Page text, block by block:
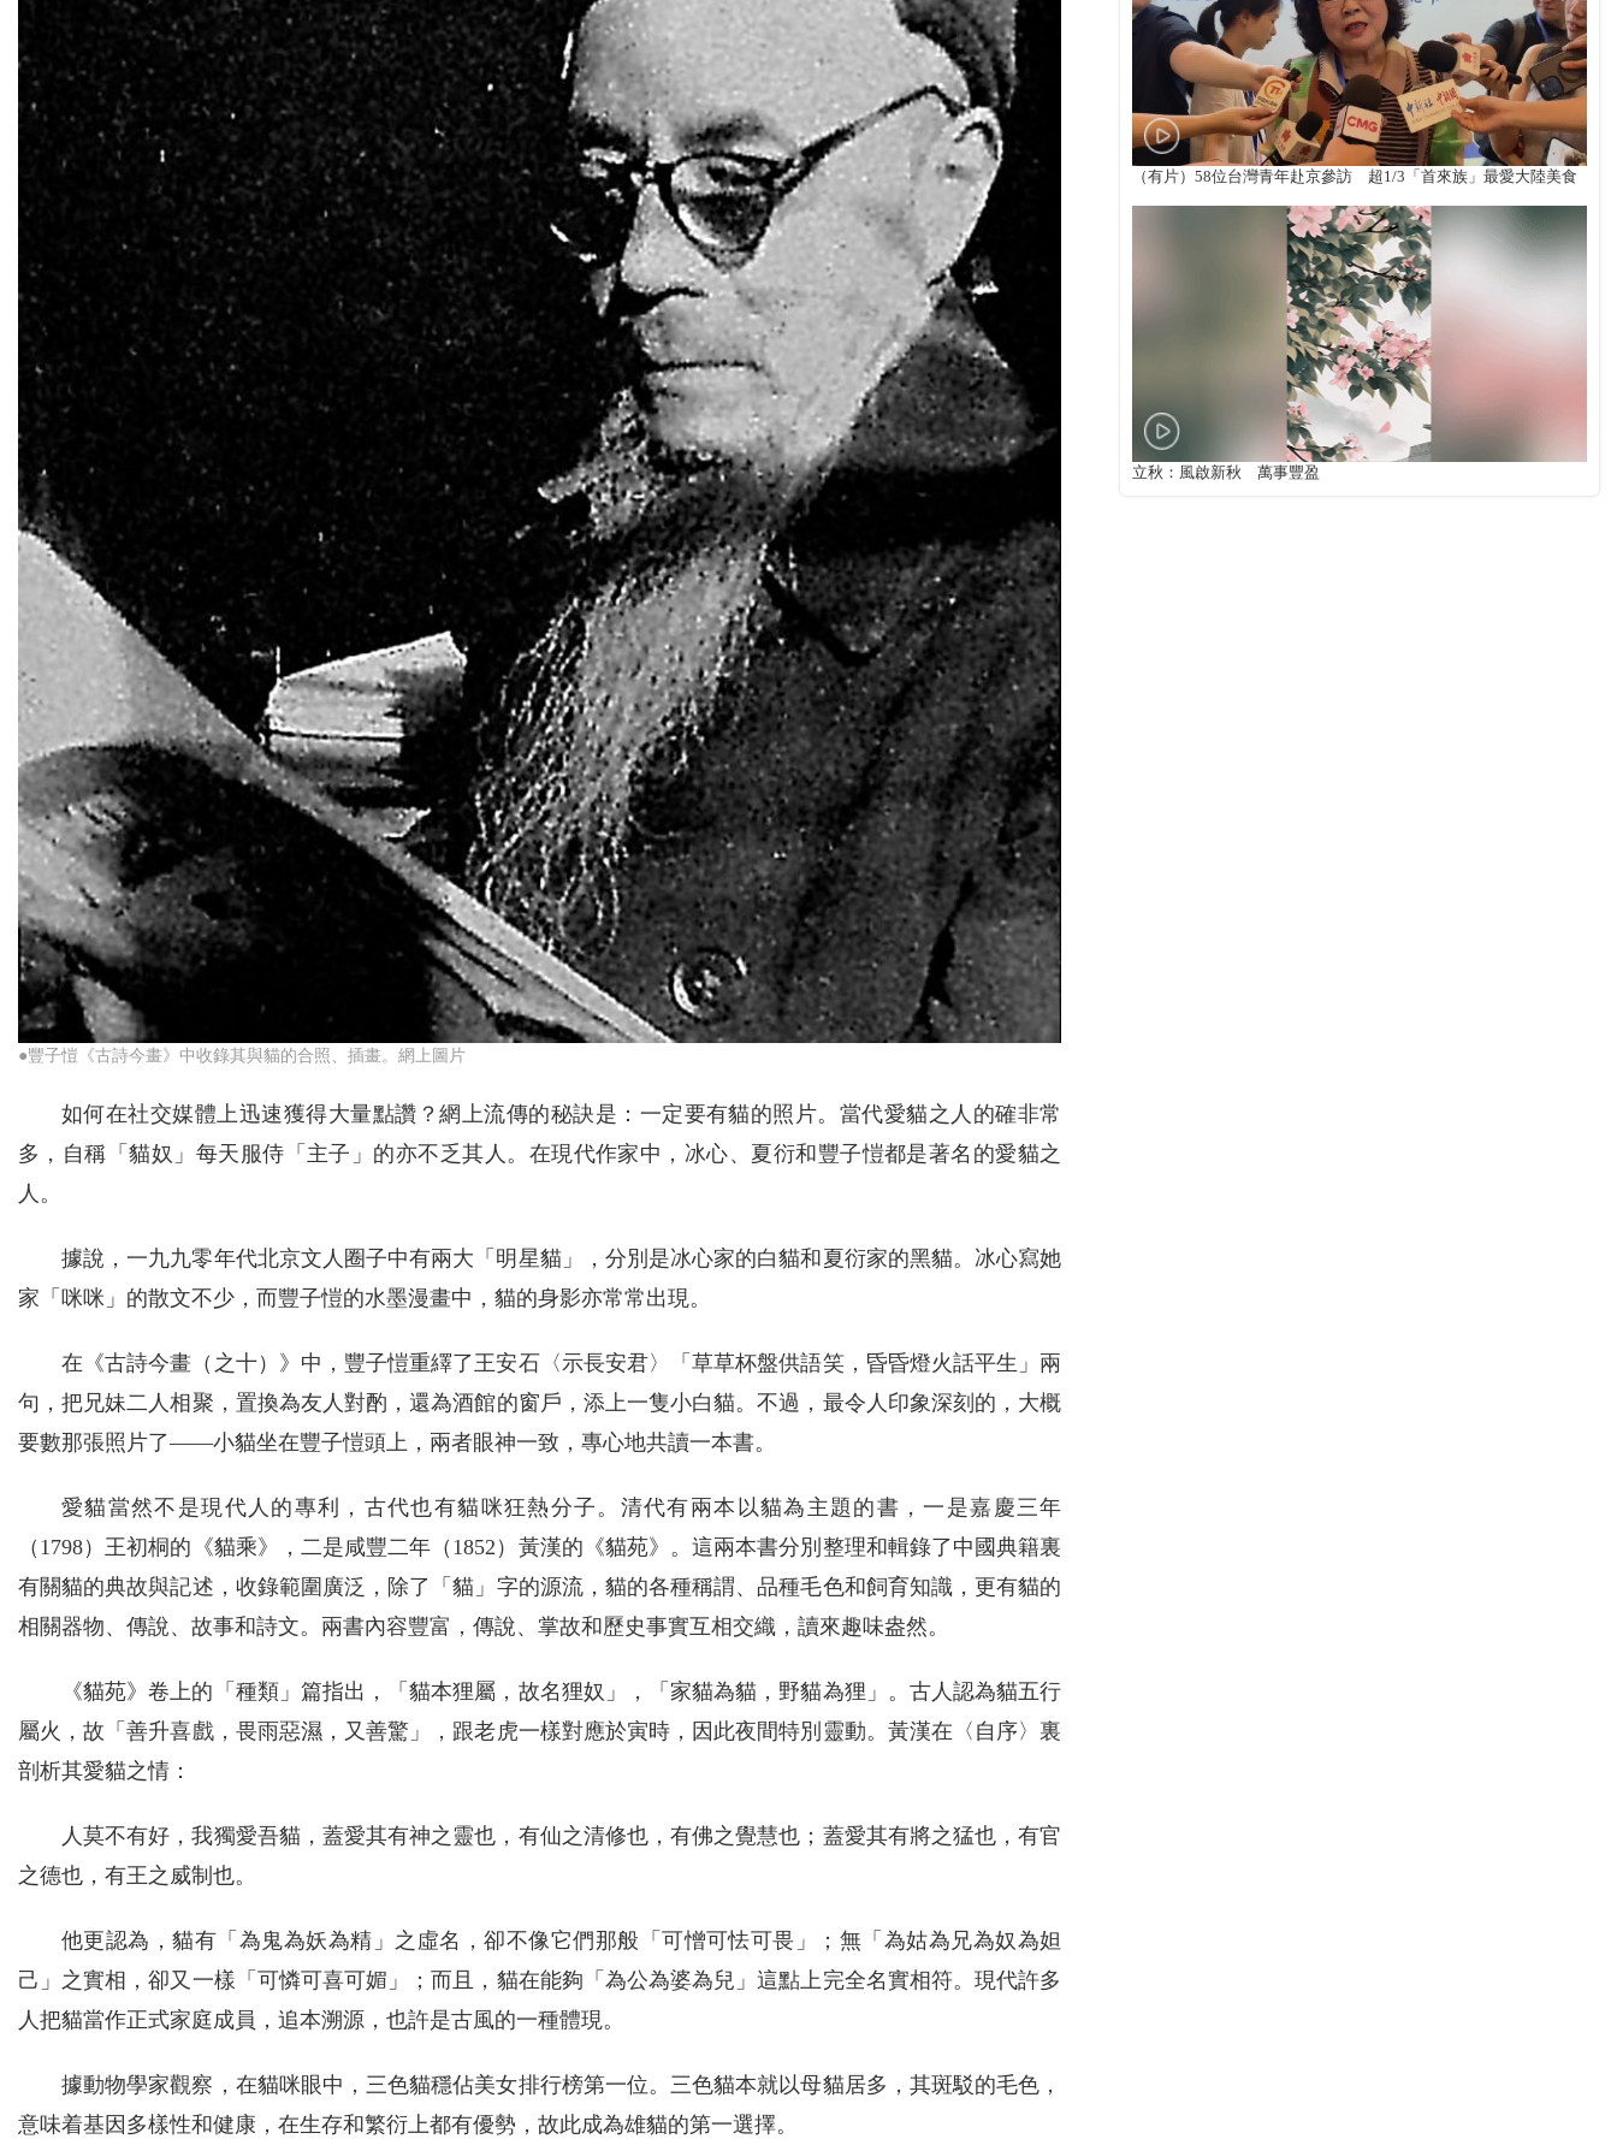
●豐子愷《古詩今畫》中收錄其與貓的合照、插畫。網上圖片
如何在社交媒體上迅速獲得大量點讚？網上流傳的秘訣是：一定要有貓的照片。當代愛貓之人的確非常
多，自稱「貓奴」每天服侍「主子」的亦不乏其人。在現代作家中，冰心、夏衍和豐子愷都是著名的愛貓之
人。
據說，一九九零年代北京文人圈子中有兩大「明星貓」，分別是冰心家的白貓和夏衍家的黑貓。冰心寫她
家「咪咪」的散文不少，而豐子愷的水墨漫畫中，貓的身影亦常常出現。
在《古詩今畫（之十）》中，豐子愷重繹了王安石〈示長安君〉「草草杯盤供語笑，昏昏燈火話平生」兩
句，把兄妹二人相聚，置換為友人對酌，還為酒館的窗戶，添上一隻小白貓。不過，最令人印象深刻的，大概
要數那張照片了——小貓坐在豐子愷頭上，兩者眼神一致，專心地共讀一本書。
愛貓當然不是現代人的專利，古代也有貓咪狂熱分子。清代有兩本以貓為主題的書，一是嘉慶三年
（1798）王初桐的《貓乘》，二是咸豐二年（1852）黃漢的《貓苑》。這兩本書分別整理和輯錄了中國典籍裏
有關貓的典故與記述，收錄範圍廣泛，除了「貓」字的源流，貓的各種稱謂、品種毛色和飼育知識，更有貓的
相關器物、傳說、故事和詩文。兩書內容豐富，傳說、掌故和歷史事實互相交織，讀來趣味盎然。
《貓苑》卷上的「種類」篇指出，「貓本狸屬，故名狸奴」，「家貓為貓，野貓為狸」。古人認為貓五行
屬火，故「善升喜戲，畏雨惡濕，又善驚」，跟老虎一樣對應於寅時，因此夜間特別靈動。黃漢在〈自序〉裏
剖析其愛貓之情：
人莫不有好，我獨愛吾貓，蓋愛其有神之靈也，有仙之清修也，有佛之覺慧也；蓋愛其有將之猛也，有官
之德也，有王之威制也。
他更認為，貓有「為鬼為妖為精」之虛名，卻不像它們那般「可憎可怯可畏」；無「為姑為兄為奴為妲
己」之實相，卻又一樣「可憐可喜可媚」；而且，貓在能夠「為公為婆為兒」這點上完全名實相符。現代許多
人把貓當作正式家庭成員，追本溯源，也許是古風的一種體現。
據動物學家觀察，在貓咪眼中，三色貓穩佔美女排行榜第一位。三色貓本就以母貓居多，其斑駁的毛色，
意味着基因多樣性和健康，在生存和繁衍上都有優勢，故此成為雄貓的第一選擇。
（有片）58位台灣青年赴京參訪 超1/3「首來族」最愛大陸美食
立秋：風啟新秋 萬事豐盈